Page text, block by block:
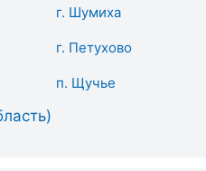
г. Шумиха
г. Петухово
п. Щучье